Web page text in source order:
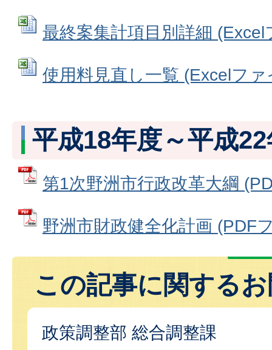
最終案集計項目別詳細
使用料見直し一覧 (Excelフ
平成18年度～平成
第1次野洲市行政改革大綱
野洲市財政健全化計画 (PDF
この記事に関する
政策調整部 総合調整課